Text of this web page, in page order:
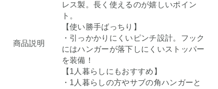
商品説明
レス製。長く使えるのが嬉しいポイン
ト。
【使い勝手ばっちり】
・引っかかりにくいピンチ設計。フック
にはハンガーが落下しにくいストッパー
を装備！
【1人暮らしにもおすすめ】
・1人暮らしの方やサブの角ハンガーと